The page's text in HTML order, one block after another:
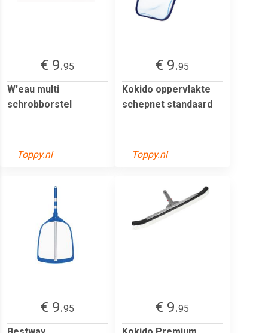
€ 9.95
W'eau multi
schrobborstel
Toppy.nl
€ 9.95
Kokido oppervlakte
schepnet standaard
Toppy.nl
€ 9.95
€ 9.95